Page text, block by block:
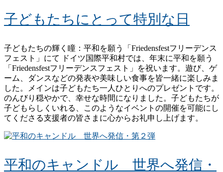
子どもたちにとって特別な日
子どもたちの輝く瞳：平和を願う「Friedensfestフリーデンス
フェスト」にて ドイツ国際平和村では、年末に平和を願う
「Friedensfestフリーデンスフェスト」を祝います。遊び、ゲ
ーム、ダンスなどの発表や美味しい食事を皆一緒に楽しみま
した。メインは子どもたち一人ひとりへのプレゼントです。
のんびり穏やかで、幸せな時間になりました。子どもたちが
子どもらしくいれる、このようなイベントの開催を可能にし
てくださる支援者の皆さまに心からお礼申し上げます。​
平和のキャンドル 世界へ発信・